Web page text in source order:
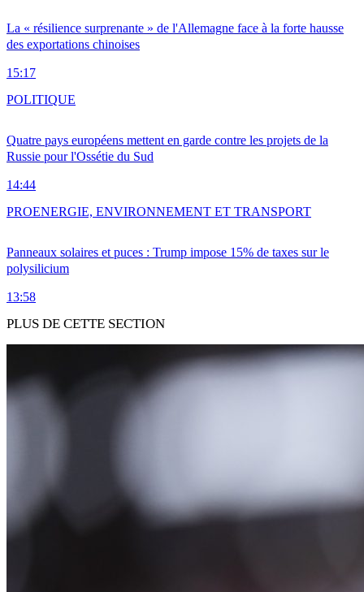
La « résilience surprenante » de l'Allemagne face à la forte hausse
des exportations chinoises
15:17
Quatre pays européens mettent en garde contre les projets de la
Russie pour l'Ossétie du Sud
14:44
POLITIQUE
Panneaux solaires et puces : Trump impose 15% de taxes sur le
polysilicium
13:58
PROENERGIE, ENVIRONNEMENT ET TRANSPORT
PLUS DE CETTE SECTION